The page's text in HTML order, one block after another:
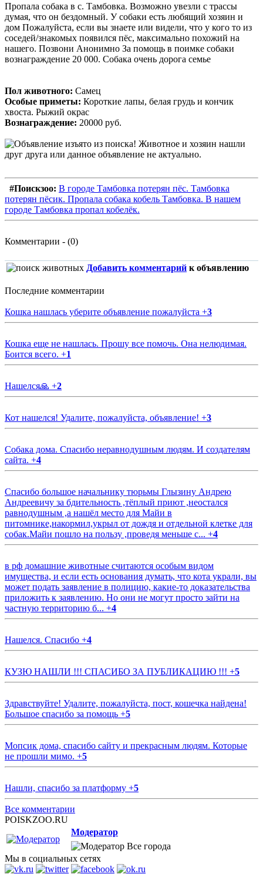
Пропала собака в с. Тамбовка. Возможно увезли с трассы
думая, что он бездомный. У собаки есть любящий хозяин и
дом Пожалуйста, если вы знаете или видели, что у кого то из
соседей/знакомых появился пёс, максимально похожий на
нашего. Позвони Анонимно За помощь в поимке собаки
вознаграждение 20 000. Собака очень дорога семье
Пол животного: Самец
Особые приметы: Короткие лапы, белая грудь и кончик
хвоста. Рыжий окрас
Вознаграждение: 20000 руб.
#Поискзоо: В городе Тамбовка потерян пёс. Тамбовка
потерян пёсик. Пропала собака кобель Тамбовка. В нашем
городе Тамбовка пропал кобелёк.
Комментарии - (0)
Добавить комментарий к объявлению
Последние комментарии
Кошка нашлась уберите объявление пожалуйста +3
Кошка еще не нашлась. Прошу все помочь. Она нелюдимая.
Боится всего. +1
Нашелся🙏 +2
Кот нашелся! Удалите, пожалуйста, объявление! +3
Собака дома. Спасибо неравнодушным людям. И создателям
сайта. +4
Спасибо большое начальнику тюрьмы Глызину Андрею
Андреевичу за бдительность ,тёплый приют ,неостался
равнодушным ,а нашёл место для Майи в
питомнике,накормил,укрыл от дождя и отдельной клетке для
собак.Майи пошло на пользу ,проведя меньше с... +4
в рф домашние животные считаются особым видом
имущества, и если есть основания думать, что кота украли, вы
может подать заявление в полицию, какие-то доказательства
приложить к заявлению. Но они не могут просто зайти на
частную территорию б... +4
Нашелся. Спасибо +4
КУЗЮ НАШЛИ !!! СПАСИБО ЗА ПУБЛИКАЦИЮ !!! +5
Здравствуйте! Удалите, пожалуйста, пост, кошечка найдена!
Большое спасибо за помощь +5
Мопсик дома, спасибо сайту и прекрасным людям. Которые
не прошли мимо. +5
Нашли, спасибо за платформу +5
Все комментарии
POISKZOO.RU
Модератор
Все города
Мы в социальных сетях